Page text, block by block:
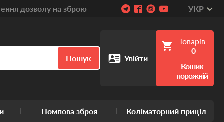
дозволу на зброю УКР
Пошук Увійти
Товарів
0
Кошик
порожній
Помпова зброя Коліматорний приціл